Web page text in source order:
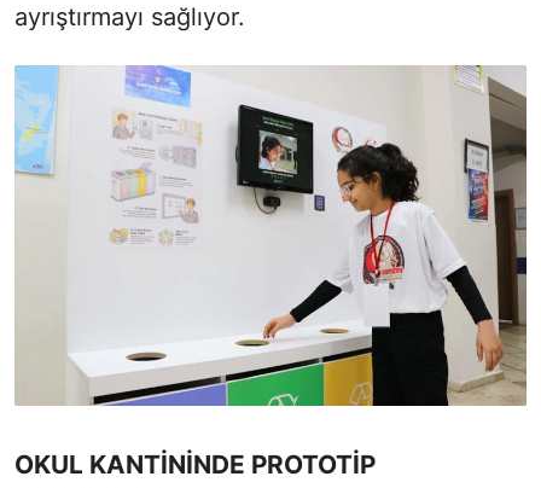
ayrıştırmayı sağlıyor.
OKUL KANTİNİNDE PROTOTİP